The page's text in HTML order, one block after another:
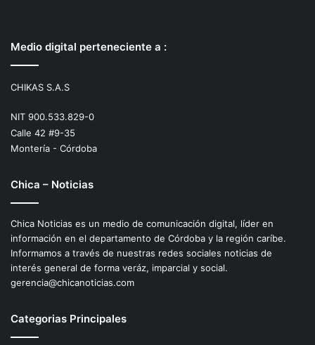
Medio digital perteneciente a :
CHIKAS S.A.S
NIT 900.533.829-0
Calle 42 #9-35
Montería - Córdoba
Chica – Noticias
Chica Noticias es un medio de comunicación digital, líder en
información en el departamento de Córdoba y la región caríbe.
Informamos a través de nuestras redes sociales noticias de
interés general de forma veráz, imparcial y social.
gerencia@chicanoticias.com
Categorias Principales